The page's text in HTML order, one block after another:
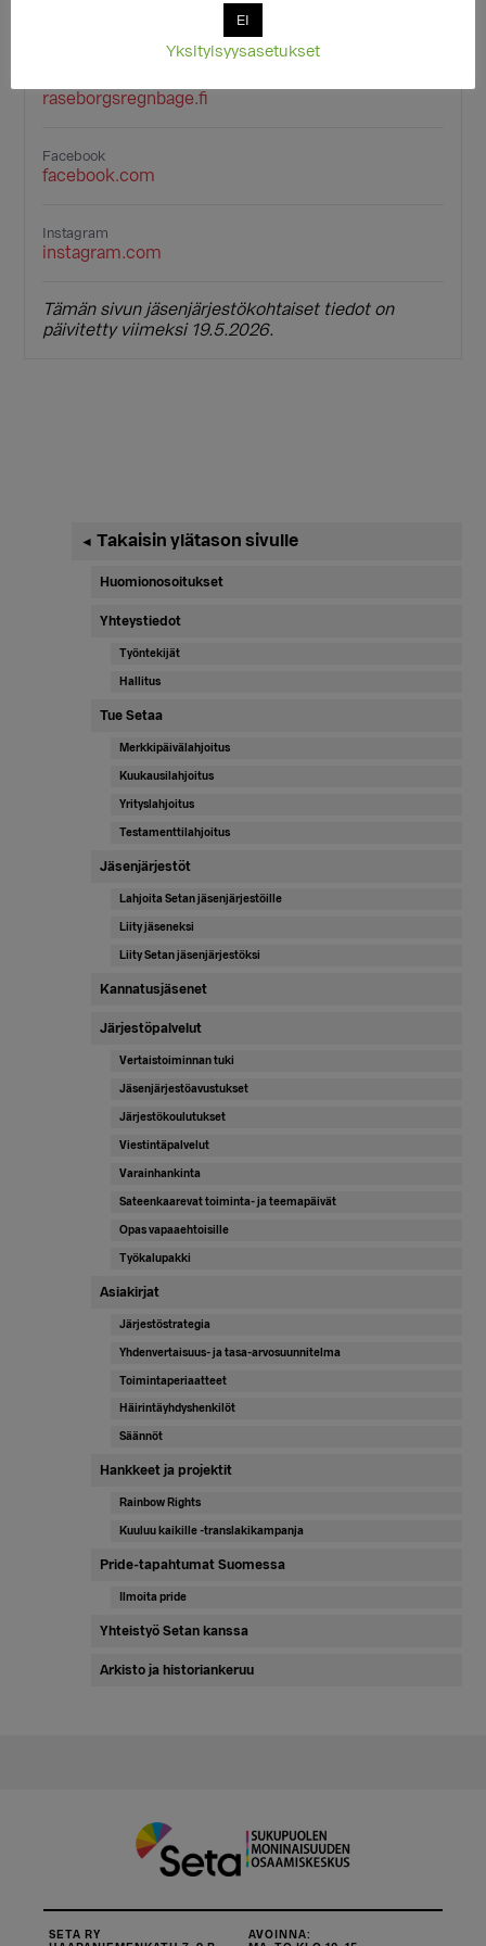
Tutustu järjestöön verkossa:
raseborgsregnbage.fi
Facebook
facebook.com
Instagram
instagram.com
Tämän sivun jäsenjärjestökohtaiset tiedot on
päivitetty viimeksi 19.5.2026.
Ensisijainen
sivupalkki
◄ Takaisin ylätason sivulle
Huomionosoitukset
Yhteystiedot
Työntekijät
Hallitus
Tue Setaa
Merkkipäivälahjoitus
Kuukausilahjoitus
Yrityslahjoitus
Testamenttilahjoitus
Jäsenjärjestöt
Lahjoita Setan jäsenjärjestöille
Liity jäseneksi
Liity Setan jäsenjärjestöksi
Kannatusjäsenet
Järjestöpalvelut
Vertaistoiminnan tuki
Jäsenjärjestöavustukset
Järjestökoulutukset
Viestintäpalvelut
Varainhankinta
Sateenkaarevat toiminta- ja teemapäivät
Opas vapaaehtoisille
Työkalupakki
Asiakirjat
Järjestöstrategia
Yhdenvertaisuus- ja tasa-arvosuunnitelma
Toimintaperiaatteet
Häirintäyhdyshenkilöt
Säännöt
Hankkeet ja projektit
Rainbow Rights
Kuuluu kaikille -translakikampanja
Pride-tapahtumat Suomessa
Ilmoita pride
Yhteistyö Setan kanssa
Arkisto ja historiankeruu
SETA RY
AVOINNA:
EI
Yksityisyysasetukset